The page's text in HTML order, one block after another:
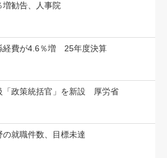
増勧告、人事院
経費が4.6％増 25年度決算
「政策統括官」を新設 厚労省
就職件数、目標未達